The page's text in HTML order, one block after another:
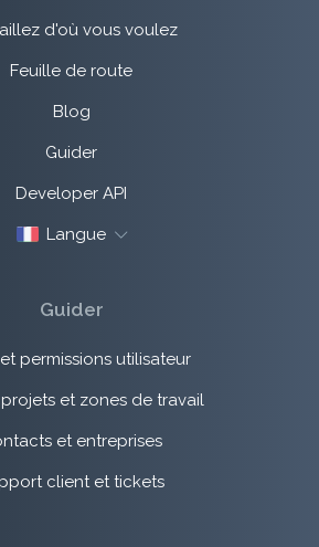
d'où vous voulez
Feuille de route
Blog
Guider
Developer API
Langue
Guider
permissions utilisateur
projets et zones de travail
et entreprises
client et tickets